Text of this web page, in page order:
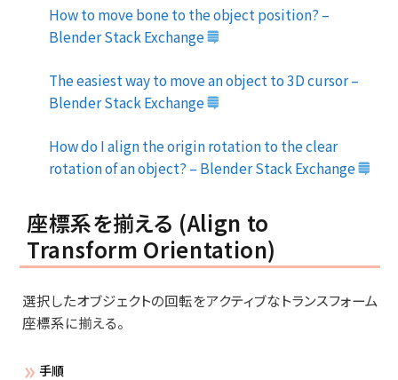
How to move bone to the object position? –
Blender Stack Exchange
The easiest way to move an object to 3D cursor –
Blender Stack Exchange
How do I align the origin rotation to the clear
rotation of an object? – Blender Stack Exchange
座標系を揃える (Align to
Transform Orientation)
選択したオブジェクトの回転をアクティブなトランスフォーム
座標系に揃える。
手順